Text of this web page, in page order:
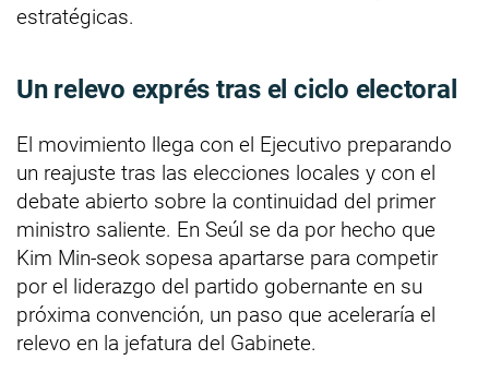
estratégicas.
Un relevo exprés tras el ciclo electoral
El movimiento llega con el Ejecutivo preparando
un reajuste tras las elecciones locales y con el
debate abierto sobre la continuidad del primer
ministro saliente. En Seúl se da por hecho que
Kim Min-seok sopesa apartarse para competir
por el liderazgo del partido gobernante en su
próxima convención, un paso que aceleraría el
relevo en la jefatura del Gabinete.